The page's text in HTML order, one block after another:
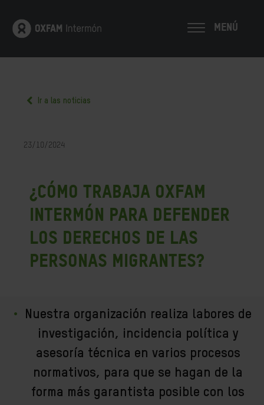
MENÚ
Ir a las noticias
23/10/2024
¿Cómo trabaja Oxfam
Intermón para defender
los derechos de las
personas migrantes?
Nuestra organización realiza labores de
investigación, incidencia política y
asesoría técnica en varios procesos
normativos, para que se hagan de la
forma más garantista posible con los